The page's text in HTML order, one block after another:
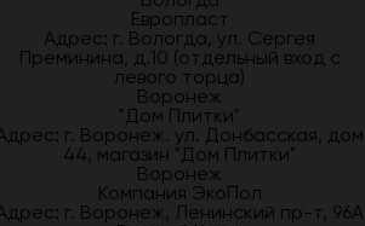
Европласт
Адрес: г. Вологда, ул. Сергея
Преминина, д.10 (отдельный вход с
левого торца)
Воронеж
"Дом Плитки"
г. Воронеж. ул. Донбасская, дом
44, магазин "Дом Плитки"
Воронеж
Компания ЭкоПол
г. Воронеж, Ленинский пр-т, 96А